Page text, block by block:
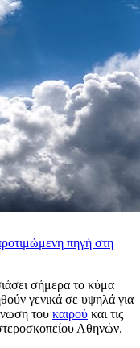
πηγή στη
σήμερα το κύμα
γενικά σε υψηλά για
του καιρού και τις
Αθηνών.